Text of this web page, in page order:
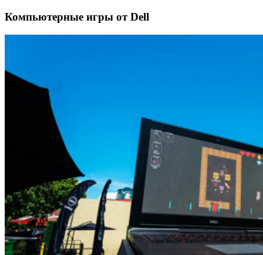
Компьютерные игры от Dell